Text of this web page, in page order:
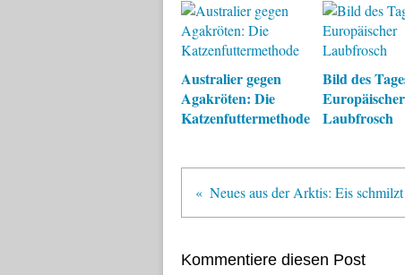
Australier gegen
Agakröten: Die
Katzenfuttermethode
Bild des
Europäischer
Laubfrosch
Kommentiere diesen Post